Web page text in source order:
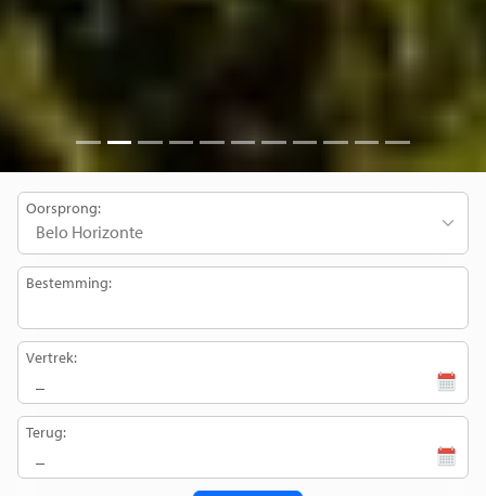
Oorsprong:
Bestemming:
Vertrek:
Terug: